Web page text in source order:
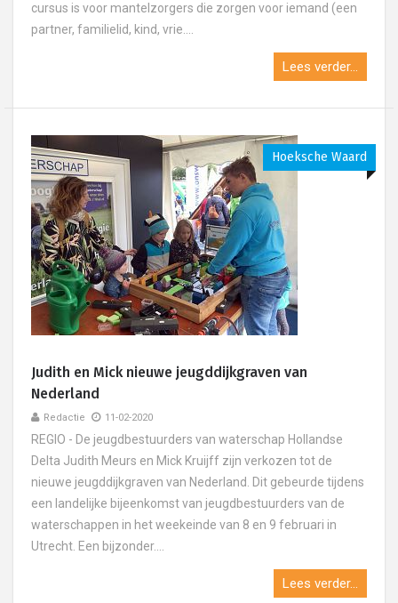
cursus is voor mantelzorgers die zorgen voor iemand (een
partner, familielid, kind, vrie....
Lees verder...
Hoeksche Waard
Judith en Mick nieuwe jeugddijkgraven van
Nederland
Redactie 11-02-2020
REGIO - De jeugdbestuurders van waterschap Hollandse
Delta Judith Meurs en Mick Kruijff zijn verkozen tot de
nieuwe jeugddijkgraven van Nederland. Dit gebeurde tijdens
een landelijke bijeenkomst van jeugdbestuurders van de
waterschappen in het weekeinde van 8 en 9 februari in
Utrecht. Een bijzonder....
Lees verder...